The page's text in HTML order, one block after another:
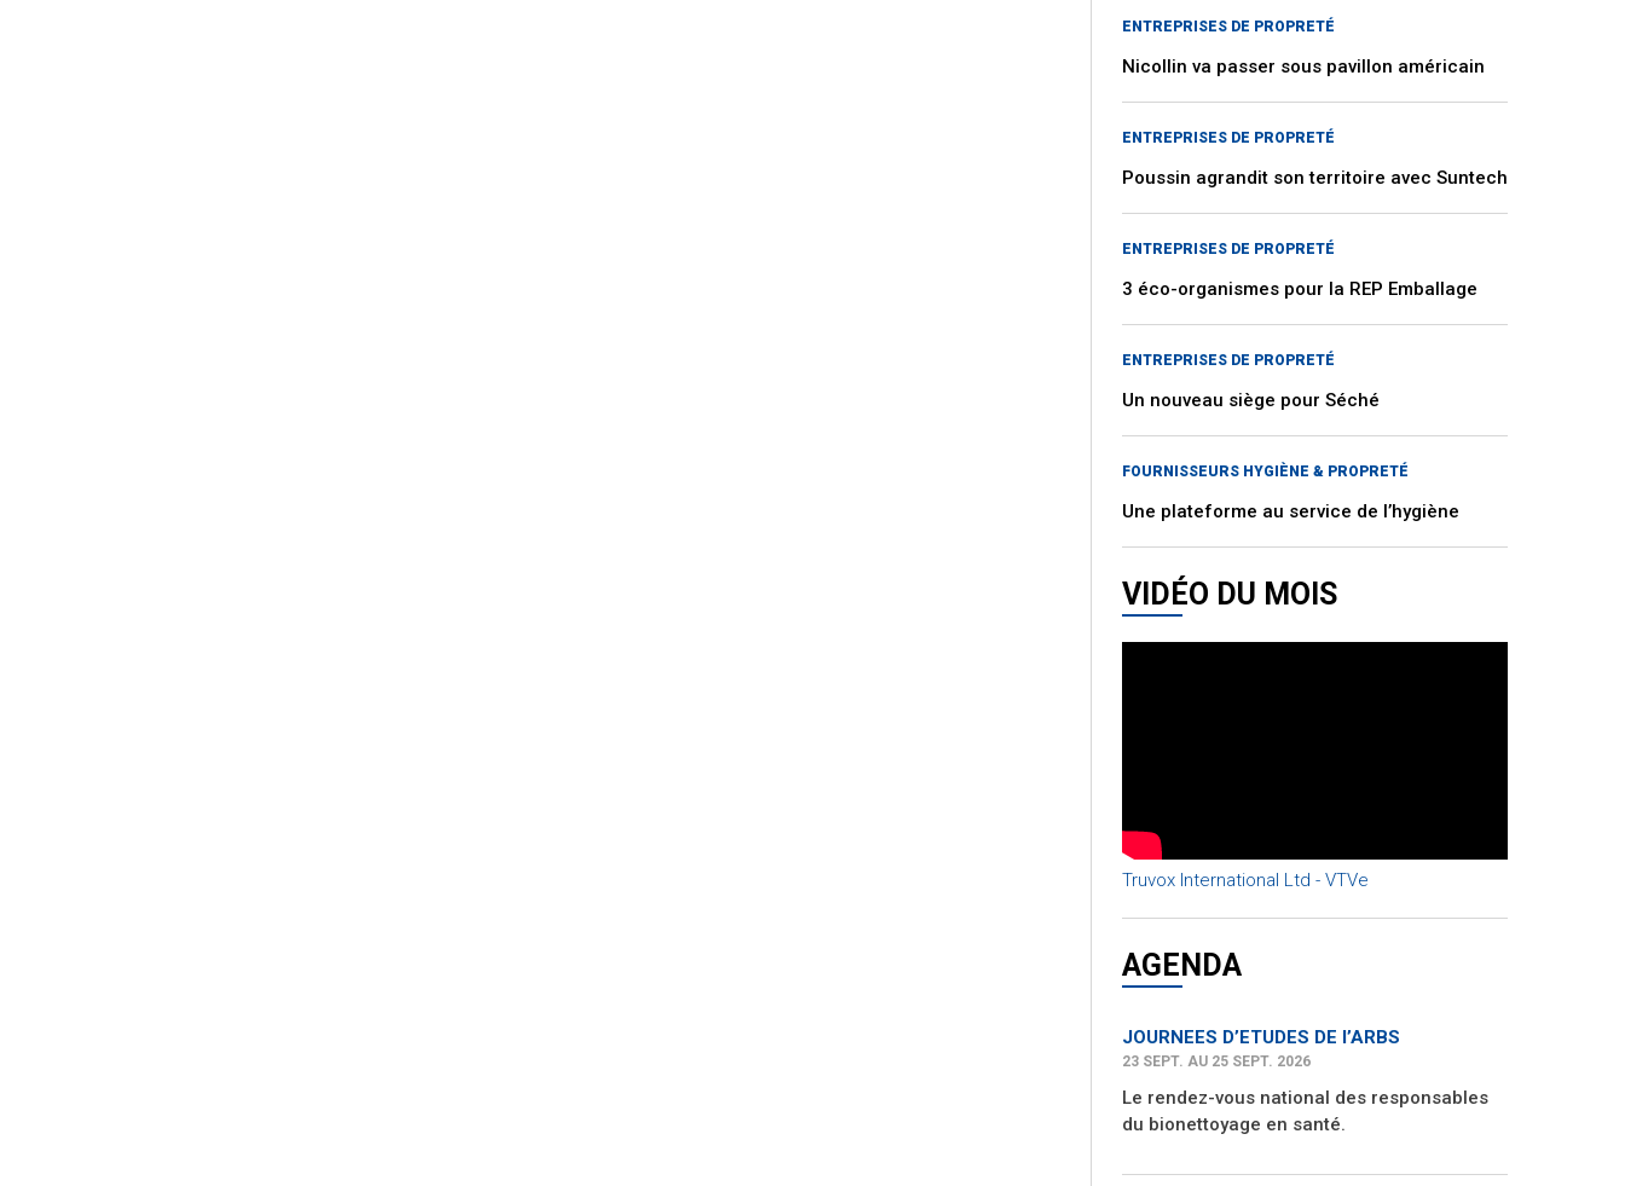
ENTREPRISES DE PROPRETÉ
Nicollin va passer sous pavillon américain
ENTREPRISES DE PROPRETÉ
Poussin agrandit son territoire avec Suntech
ENTREPRISES DE PROPRETÉ
3 éco-organismes pour la REP Emballage
ENTREPRISES DE PROPRETÉ
Un nouveau siège pour Séché
FOURNISSEURS HYGIÈNE & PROPRETÉ
Une plateforme au service de l’hygiène
VIDÉO DU MOIS
Truvox International Ltd - VTVe
AGENDA
JOURNEES D’ETUDES DE l’ARBS
23 SEPT. AU 25 SEPT. 2026
Le rendez-vous national des responsables
du bionettoyage en santé.